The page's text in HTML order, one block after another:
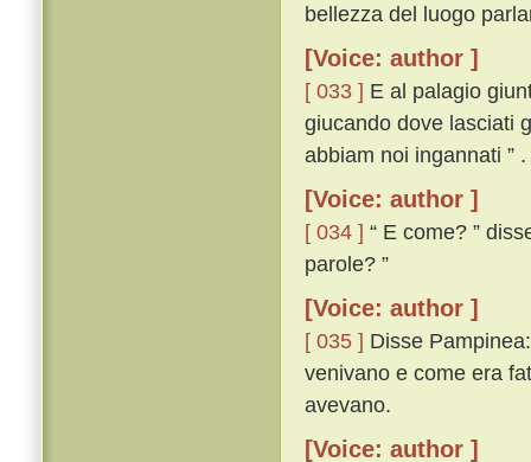
bellezza del luogo
[Voice: author ]
[ 033 ] E al palagio
giucando dove lasciati
abbiam noi ingannati ” .
[Voice: author ]
[ 034 ] “ E come? ”
parole? ”
[Voice: author ]
[ 035 ] Disse
venivano e come era
avevano.
[Voice: author ]